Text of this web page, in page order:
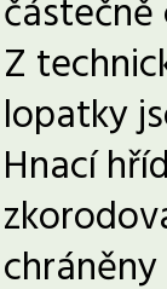
Z
lopatky
Hnací